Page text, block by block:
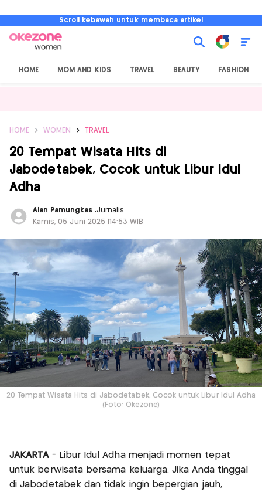
Scroll kebawah untuk membaca artikel
HOME MOM AND KIDS TRAVEL BEAUTY FASHION
HOME WOMEN TRAVEL
20 Tempat Wisata Hits di
Jabodetabek, Cocok untuk Libur Idul
Adha
Alan Pamungkas ,Jurnalis
Kamis, 05 Juni 2025 |14:53 WIB
20 Tempat Wisata Hits di Jabodetabek, Cocok untuk Libur Idul Adha
(Foto: Okezone)
JAKARTA - Libur Idul Adha menjadi momen tepat
untuk berwisata bersama keluarga. Jika Anda tinggal
di Jabodetabek dan tidak ingin bepergian jauh,